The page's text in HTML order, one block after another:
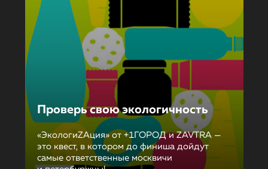
Проверь свою экологичность
«ЭкологиZAция» от +1ГОРОД и ZAVTRA —
это квест, в котором до финиша дойдут
самые ответственные москвичи